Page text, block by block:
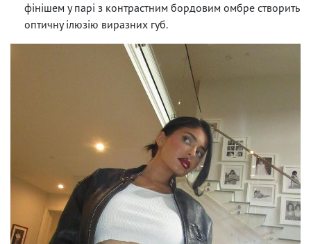
фінішем у парі з контрастним бордовим омбре створить
оптичну ілюзію виразних губ.